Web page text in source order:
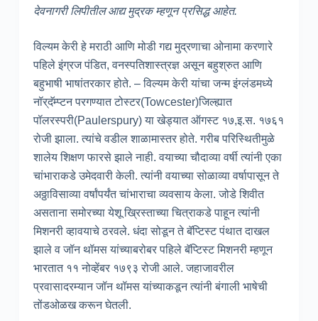
देवनागरी लिपीतील आद्य मुद्रक म्हणून प्रसिद्ध आहेत.
विल्यम केरी हे मराठी आणि मोडी गद्य मुद्रणाचा ओनामा करणारे
पहिले इंग्रज पंडित, वनस्पतिशास्त्रज्ञ असून बहुश्रुत आणि
बहुभाषी भाषांतरकार होते. – विल्यम केरी यांचा जन्म इंग्लंडमध्ये
नॉर्‌दॅम्प्टन परगण्यात टोस्टर(Towcester)जिल्ह्यात
पॉलरस्परी(Paulerspury) या खेड्यात ऑगस्ट १७,इ.स. १७६१
रोजी झाला. त्यांचे वडील शाळामास्तर होते. गरीब परिस्थितीमुळे
शालेय शिक्षण फारसे झाले नाही. वयाच्या चौदाव्या वर्षी त्यांनी एका
चांभाराकडे उमेदवारी केली. त्यांनी वयाच्या सोळाव्या वर्षापासून ते
अठ्ठाविसाव्या वर्षांपर्यंत चांभाराचा व्यवसाय केला. जोडे शिवीत
असताना समोरच्या येशू ख्रिस्ताच्या चित्राकडे पाहून त्यांनी
मिशनरी व्हावयाचे ठरवले. धंदा सोडून ते बॅप्टिस्ट पंथात दाखल
झाले व जॉन थॉमस यांच्याबरोबर पहिले बॅप्टिस्ट मिशनरी म्हणून
भारतात ११ नोव्हेंबर १७९३ रोजी आले. जहाजावरील
प्रवासादरम्यान जॉन थॉमस यांच्याकडून त्यांनी बंगाली भाषेची
तोंडओळख करून घेतली.